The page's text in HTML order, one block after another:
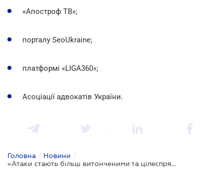
«Апостроф ТВ»;
порталу SeoUkraine;
платформі «LIGA360»;
Асоціації адвокатів України.
Головна / Новини /
«Атаки стають більш витонченими та цілеспрямованими»: ключові тези Cybersafe 2021